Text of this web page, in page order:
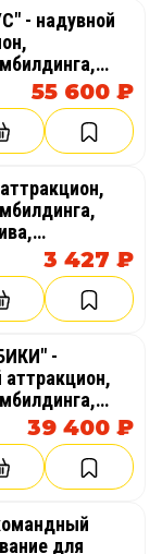
- надувной
стартов,
55 600 ₽
стартов,
3 427 ₽
-
стартов,
39 400 ₽
для